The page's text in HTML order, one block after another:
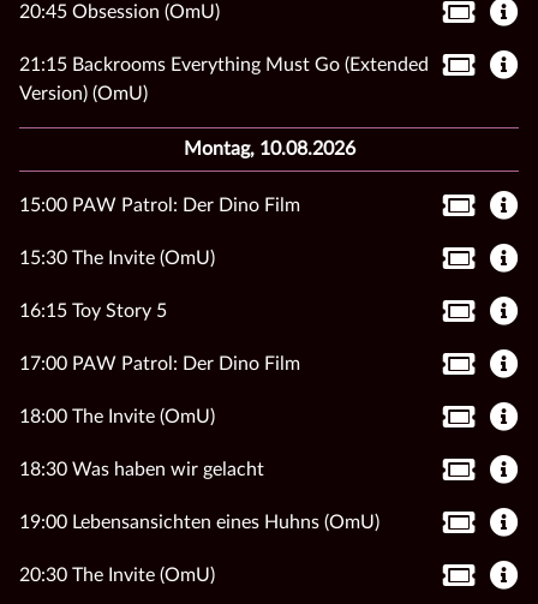
20:45 Obsession (OmU)
21:15 Backrooms Everything Must Go (Extended
Version) (OmU)
Montag, 10.08.2026
15:00 PAW Patrol: Der Dino Film
15:30 The Invite (OmU)
16:15 Toy Story 5
17:00 PAW Patrol: Der Dino Film
18:00 The Invite (OmU)
18:30 Was haben wir gelacht
19:00 Lebensansichten eines Huhns (OmU)
20:30 The Invite (OmU)